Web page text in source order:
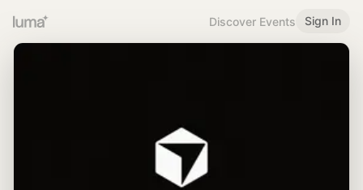
Discover Events Sign In